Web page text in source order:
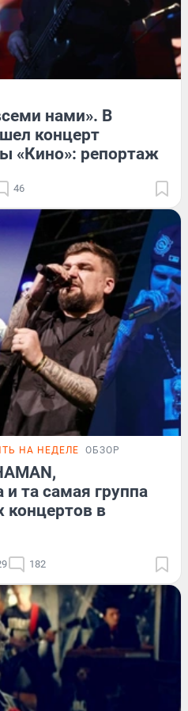
нами». В
концерт
«Кино»: репортаж
46
НА НЕДЕЛЕ ОБЗОР
та самая группа
концертов в
182